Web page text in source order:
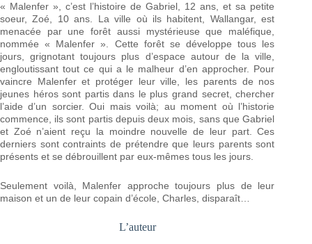
« Malenfer », c’est l’histoire de Gabriel, 12 ans, et sa petite
soeur, Zoé, 10 ans. La ville où ils habitent, Wallangar, est
menacée par une forêt aussi mystérieuse que maléfique,
nommée « Malenfer ». Cette forêt se développe tous les
jours, grignotant toujours plus d’espace autour de la ville,
engloutissant tout ce qui a le malheur d’en approcher. Pour
vaincre Malenfer et protéger leur ville, les parents de nos
jeunes héros sont partis dans le plus grand secret, chercher
l’aide d’un sorcier. Oui mais voilà; au moment où l’historie
commence, ils sont partis depuis deux mois, sans que Gabriel
et Zoé n’aient reçu la moindre nouvelle de leur part. Ces
derniers sont contraints de prétendre que leurs parents sont
présents et se débrouillent par eux-mêmes tous les jours.
Seulement voilà, Malenfer approche toujours plus de leur
maison et un de leur copain d’école, Charles, disparaît…
L’auteur